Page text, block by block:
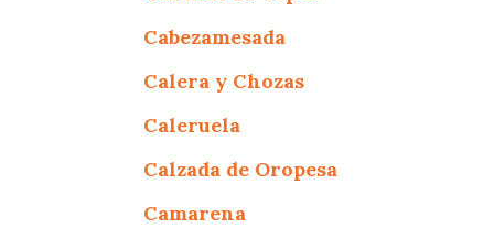
Cabezamesada
Calera y Chozas
Caleruela
Calzada de Oropesa
Camarena